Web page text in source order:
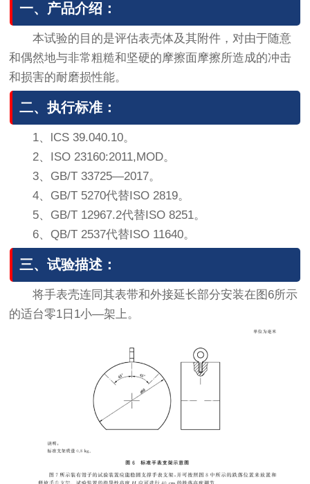
一、产品介绍：
本试验的目的是评估表壳体及其附件，对由于随意
和偶然地与非常粗糙和坚硬的摩擦面摩擦所造成的冲击
和损害的耐磨损性能。
二、执行标准：
1、lCS 39.040.10。
2、ISO 23160:2011,MOD。
3、GB/T 33725—2017。
4、GB/T 5270代替ISO 2819。
5、GB/T 12967.2代替ISO 8251。
6、QB/T 2537代替ISO 11640。
三、试验描述：
将手表壳连同其表带和外接延长部分安装在图6所示
的适台零1日1小—架上。